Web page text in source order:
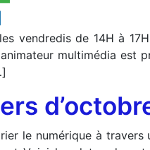
vendredis de 14H à
multimédia est
le numérique à